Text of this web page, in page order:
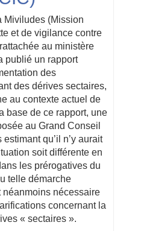
Miviludes (Mission
et de vigilance contre
au ministère
publié un rapport
des
des dérives sectaires,
au contexte actuel de
base de ce rapport, une
au Grand Conseil
qu’il n’y aurait
soit différente en
les prérogatives du
telle démarche
nécessaire
concernant la
« sectaires ».